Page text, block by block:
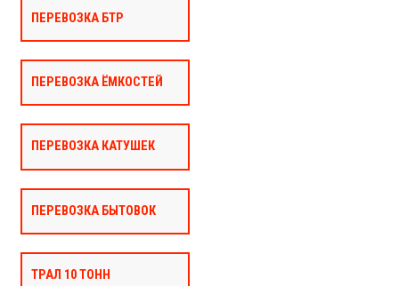
ПЕРЕВОЗКА БТР
ПЕРЕВОЗКА ЁМКОСТЕЙ
ПЕРЕВОЗКА КАТУШЕК
ПЕРЕВОЗКА БЫТОВОК
ТРАЛ 10 ТОНН